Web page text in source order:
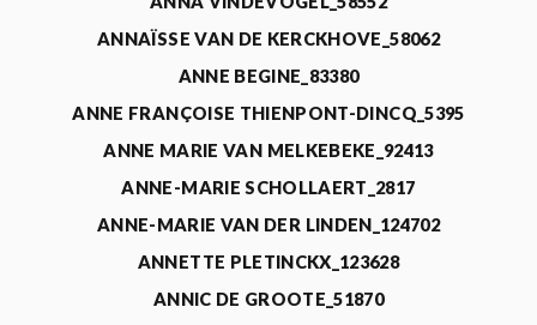
ANNAÏSSE VAN DE KERCKHOVE_58062
ANNE BEGINE_83380
ANNE FRANÇOISE THIENPONT-DINCQ_5395
ANNE MARIE VAN MELKEBEKE_92413
ANNE-MARIE SCHOLLAERT_2817
ANNE-MARIE VAN DER LINDEN_124702
ANNETTE PLETINCKX_123628
ANNIC DE GROOTE_51870